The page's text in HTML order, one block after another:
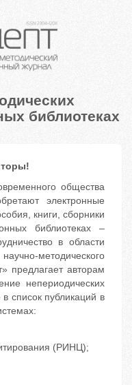
библиотеках
общества
электронные
книги, сборники
библиотеках –
в области
научно-методического
предлагает авторам
непериодических
список публикаций в
(РИНЦ);